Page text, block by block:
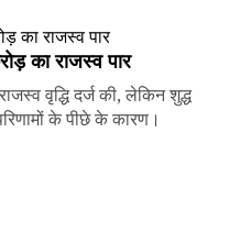
का राजस्व पार
वृद्धि दर्ज की, लेकिन शुद्ध
के पीछे के कारण।